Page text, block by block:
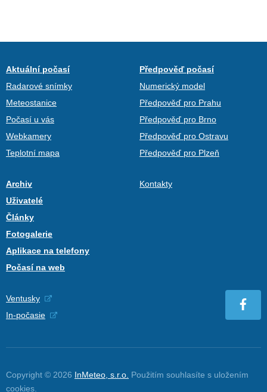
Aktuální počasí
Radarové snímky
Meteostanice
Počasí u vás
Webkamery
Teplotní mapa
Předpověď počasí
Numerický model
Předpověď pro Prahu
Předpověď pro Brno
Předpověď pro Ostravu
Předpověď pro Plzeň
Archiv
Uživatelé
Články
Fotogalerie
Aplikace na telefony
Počasí na web
Kontakty
Ventusky
In-počasie
Copyright © 2026 InMeteo, s.r.o. Použitím souhlasíte s uložením
cookies